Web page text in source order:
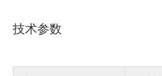
技术参数